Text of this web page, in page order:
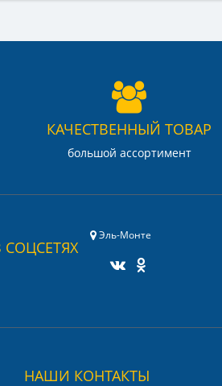
КАЧЕСТВЕННЫЙ ТОВАР
большой ассортимент
Эль-Монте
НАШИ КОНТАКТЫ